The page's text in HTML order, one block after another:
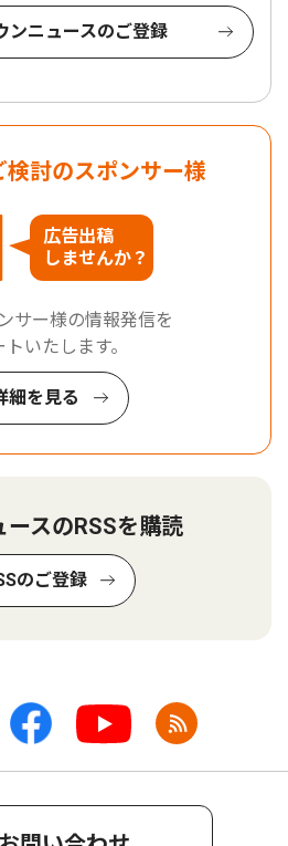
ンニュースのご登録
検討のスポンサー様
広告出稿
しませんか？
サー様の情報発信を
いたします。
細を見る
ースのRSSを購読
のご登録